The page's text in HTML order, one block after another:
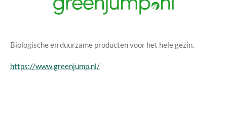
Biologische en duurzame producten voor het hele gezin.
https://www.greenjump.nl/